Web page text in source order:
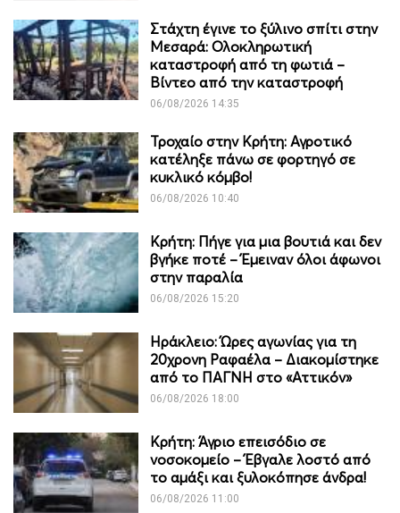
Στάχτη έγινε το ξύλινο σπίτι στην
Μεσαρά: Ολοκληρωτική
καταστροφή από τη φωτιά –
Βίντεο από την καταστροφή
06/08/2026 14:35
Τροχαίο στην Κρήτη: Αγροτικό
κατέληξε πάνω σε φορτηγό σε
κυκλικό κόμβο!
06/08/2026 10:40
Κρήτη: Πήγε για μια βουτιά και δεν
βγήκε ποτέ – Έμειναν όλοι άφωνοι
στην παραλία
06/08/2026 15:20
Ηράκλειο: Ώρες αγωνίας για τη
20χρονη Ραφαέλα – Διακομίστηκε
από το ΠΑΓΝΗ στο «Αττικόν»
06/08/2026 18:00
Κρήτη: Άγριο επεισόδιο σε
νοσοκομείο – Έβγαλε λοστό από
το αμάξι και ξυλοκόπησε άνδρα!
06/08/2026 11:00